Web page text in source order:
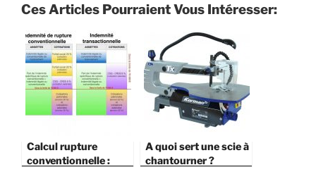
Ces Articles Pourraient Vous Intéresser:
Calcul rupture
conventionnelle :
A quoi sert une scie à
chantourner ?